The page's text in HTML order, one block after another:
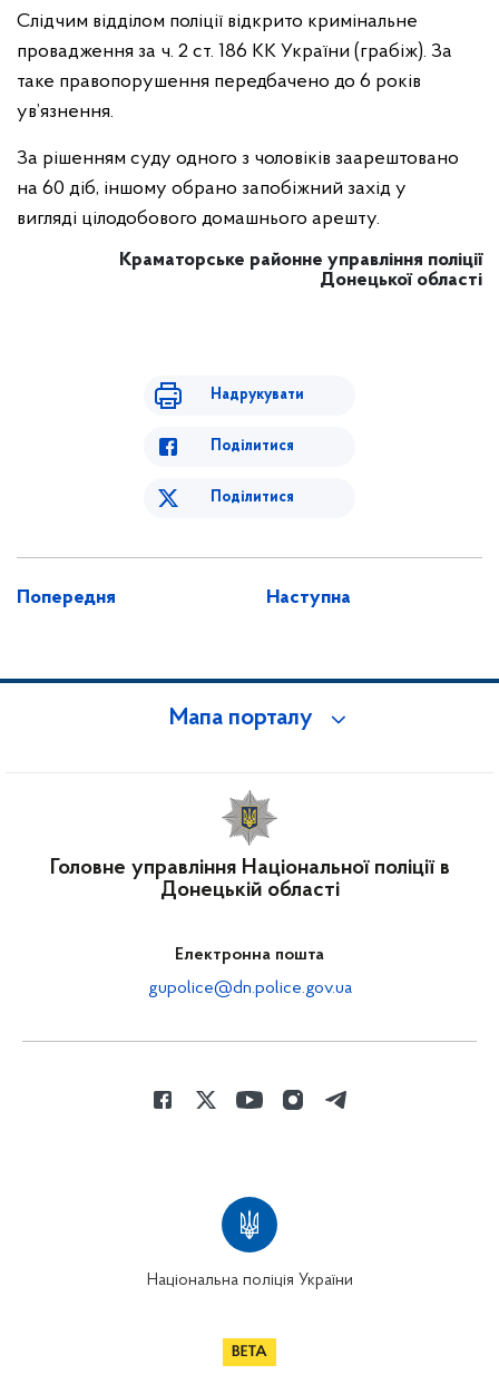
Слідчим відділом поліції відкрито кримінальне
провадження за ч. 2 ст. 186 КК України (грабіж). За
таке правопорушення передбачено до 6 років
ув’язнення.
За рішенням суду одного з чоловіків заарештовано
на 60 діб, іншому обрано запобіжний захід у
вигляді цілодобового домашнього арешту.
Краматорське районне управління поліції
Донецької області
Надрукувати
Поділитися
Поділитися
Попередня Наступна
Мапа порталу
Головне управління Національної поліції в
Донецькій області
Електронна пошта
gupolice@dn.police.gov.ua
Національна поліція України